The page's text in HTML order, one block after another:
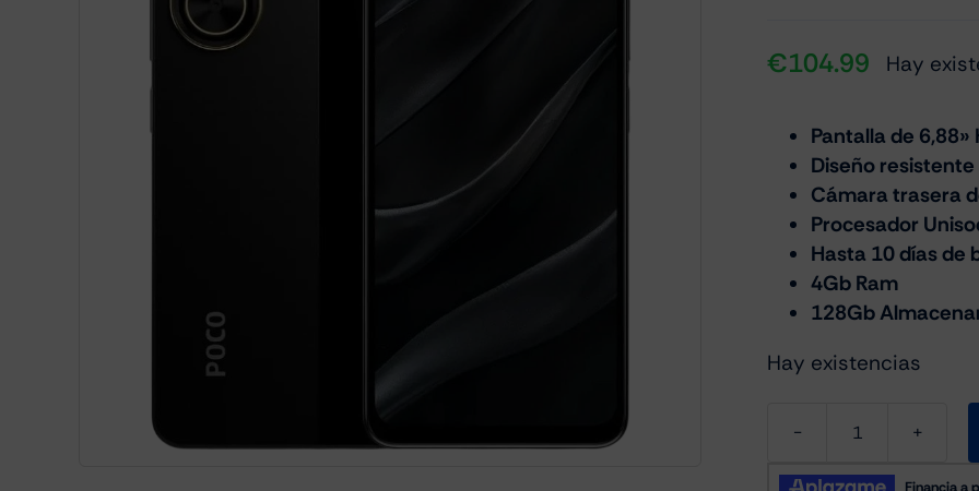
€104.99 Hay
Pantalla de 6,88»
Diseño
Cámara trasera
Procesador
Hasta 10 días de
4Gb Ram
128Gb
Hay existencias
Xiaomi
Poco